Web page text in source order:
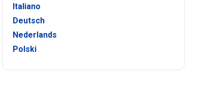
Italiano
Deutsch
Nederlands
Polski